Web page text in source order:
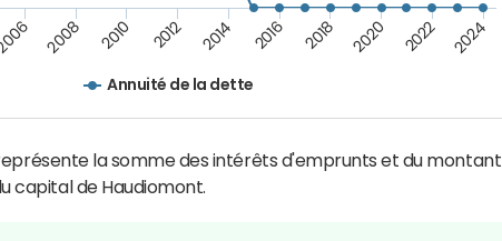
Annuité de la dette
2008 2010 2012 2014 2016 2018 2020 2022 2024
la somme des intérêts d'emprunts et du montant
capital de Haudiomont.